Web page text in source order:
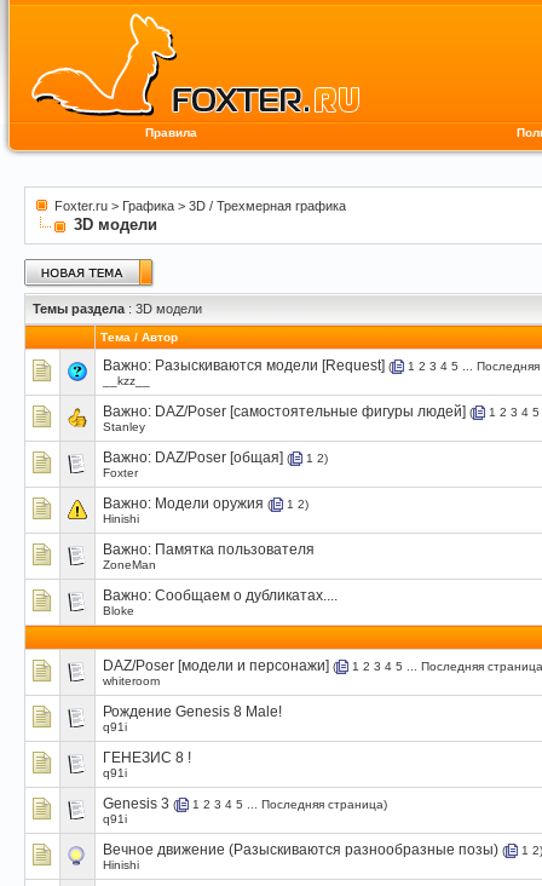
Правила
Foxter.ru > Графика > 3D / Трехмерная графика
3D модели
Темы раздела : 3D модели
Тема / Автор
Важно: Разыскиваются модели [Request] ( 1 2 3 4 5
__kzz__
Важно: DAZ/Poser [самостоятельные фигуры людей] ( 1 2 3 4 5
Stanley
Важно: DAZ/Poser [общая] ( 1 2)
Foxter
Важно: Модели оружия ( 1 2)
Hinishi
Важно: Памятка пользователя
ZoneMan
Важно: Сообщаем о дубликатах....
Bloke
DAZ/Poser [модели и персонажи] ( 1 2 3 4 5
Последняя страница
whiteroom
Рождение Genesis 8 Male!
q91i
ГЕНЕЗИС 8 !
q91i
Genesis 3 ( 1 2 3 4 5 Последняя страница)
q91i
Вечное движение (Разыскиваются разнообразные позы) ( 1 2)
Hinishi